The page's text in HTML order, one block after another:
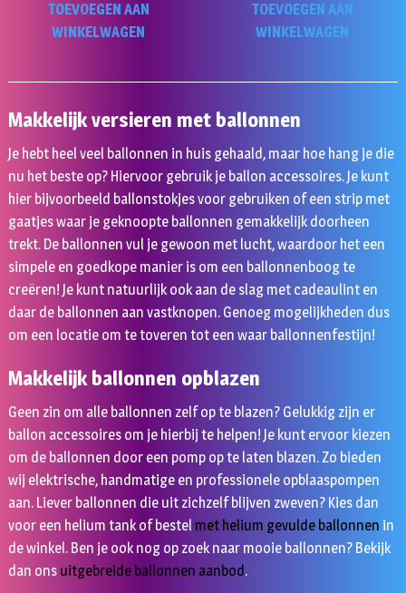
TOEVOEGEN AAN
WINKELWAGEN
TOEVOEGEN AAN
WINKELWAGEN
Makkelijk versieren met ballonnen
Je hebt heel veel ballonnen in huis gehaald, maar hoe hang je die
nu het beste op? Hiervoor gebruik je ballon accessoires. Je kunt
hier bijvoorbeeld ballonstokjes voor gebruiken of een strip met
gaatjes waar je geknoopte ballonnen gemakkelijk doorheen
trekt. De ballonnen vul je gewoon met lucht, waardoor het een
simpele en goedkope manier is om een ballonnenboog te
creëren! Je kunt natuurlijk ook aan de slag met cadeaulint en
daar de ballonnen aan vastknopen. Genoeg mogelijkheden dus
om een locatie om te toveren tot een waar ballonnenfestijn!
Makkelijk ballonnen opblazen
Geen zin om alle ballonnen zelf op te blazen? Gelukkig zijn er
ballon accessoires om je hierbij te helpen! Je kunt ervoor kiezen
om de ballonnen door een pomp op te laten blazen. Zo bieden
wij elektrische, handmatige en professionele opblaaspompen
aan. Liever ballonnen die uit zichzelf blijven zweven? Kies dan
voor een helium tank of bestel met helium gevulde ballonnen in
de winkel. Ben je ook nog op zoek naar mooie ballonnen? Bekijk
dan ons uitgebreide ballonnen aanbod.